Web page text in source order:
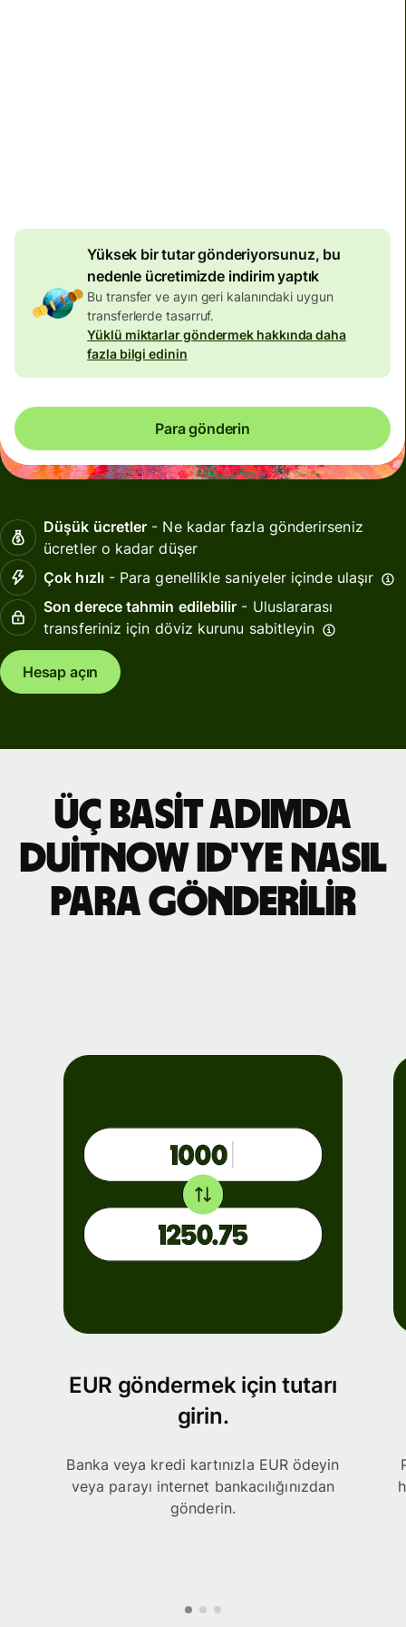
Yüksek bir tutar gönderiyorsunuz, bu
nedenle ücretimizde indirim yaptık
Bu transfer ve ayın geri kalanındaki uygun
transferlerde tasarruf.
Yüklü miktarlar göndermek hakkında daha
fazla bilgi edinin
Para gönderin
Düşük ücretler - Ne kadar fazla gönderirseniz
ücretler o kadar düşer
Çok hızlı- Para genellikle saniyeler içinde ulaşır
Son derece tahmin edilebilir - Uluslararası
transferiniz için döviz kurunu sabitleyin
Hesap açın
Üç basit adımda
DuitNow ID'ye nasıl
para gönderilir
EUR göndermek için tutarı
girin.
Banka veya kredi kartınızla EUR ödeyin
veya parayı internet bankacılığınızdan
gönderin.